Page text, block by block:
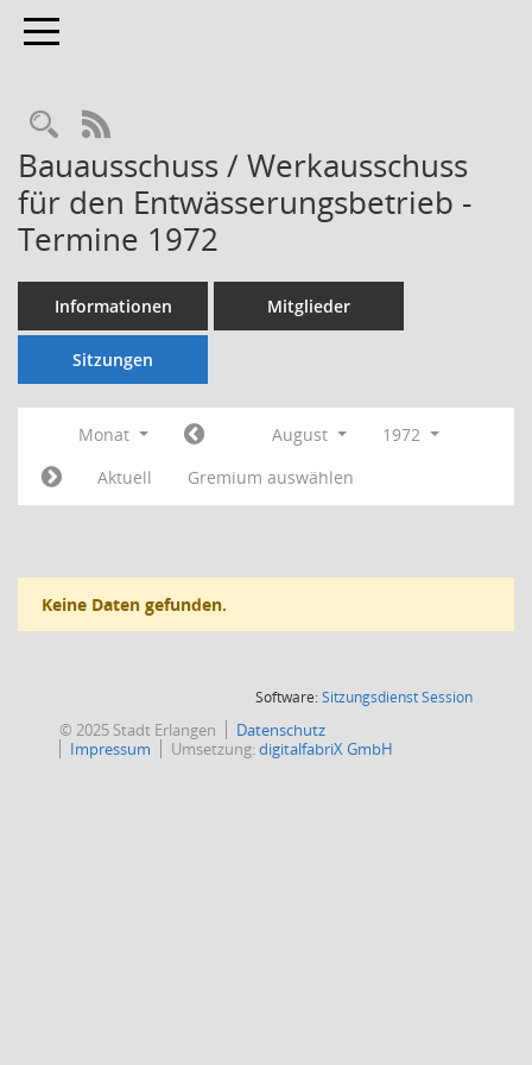
Toggle navigation
Rechercheauswahl
RSS-Feed
Bauausschuss / Werkausschuss
für den Entwässerungsbetrieb -
Termine 1972
Informationen Mitglieder
Sitzungen
Monat August
1972
Aktuell
Gremium auswählen
Keine Daten gefunden.
Software:SitzungsdienstSession(Wird in
© 2025 Stadt Erlangen
Datenschutz
Impressum
Umsetzung:digitalfabriX GmbH